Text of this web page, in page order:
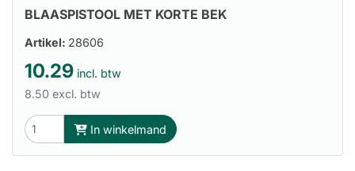
BLAASPISTOOL MET KORTE BEK
Artikel: 28606
10.29 incl. btw
8.50 excl. btw
In winkelmand